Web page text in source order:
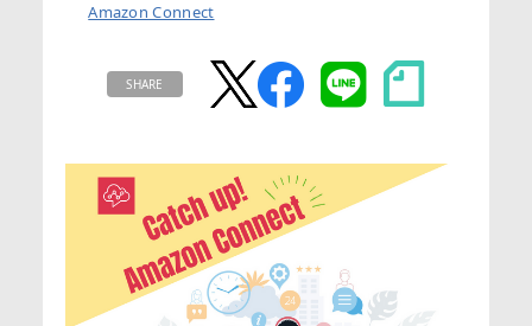
Amazon Connect
SHARE